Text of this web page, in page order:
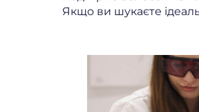
Якщо ви шукаєте